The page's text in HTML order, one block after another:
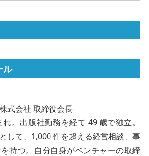
ル
式会社 取締役会長
。出版社勤務を経て 49 歳で独立。
して、1,000 件を超える経営相談、事
持つ。自分自身がベンチャーの取締